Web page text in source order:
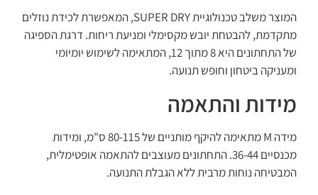
המוצר משלב טכנולוגיית SUPER DRY, המאפשרת לכידת נוזלים
מתקדמת, להבטחת יובש מקסימלי ומניעת ריחות. דרגת הספיגה
של התחתונים היא 8 מתוך 12, המתאימה לשימוש יומיומי
ומעניקה ביטחון וחופש תנועה.
מידות והתאמה
מידה M מתאימה להיקף מותניים של 80-115 ס"מ, ומידות
מכנסיים 36-44. התחתונים מעוצבים להתאמה אופטימלית,
המבטיחה נוחות מרבית ללא הגבלת התנועה.